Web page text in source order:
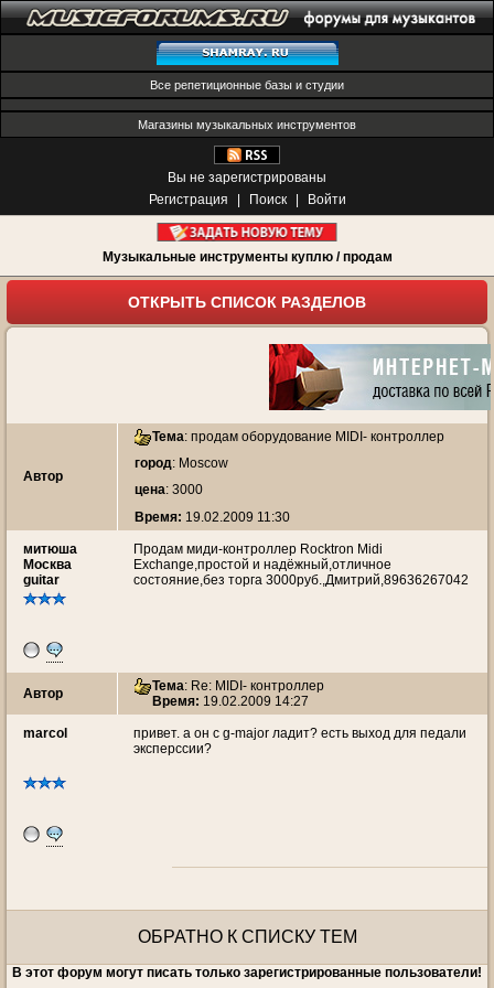
Все репетиционные базы и студии
Магазины музыкальных инструментов
Вы не зарегистрированы
Регистрация
Поиск Войти
Музыкальные инструменты куплю / продам
ОТКРЫТЬ СПИСОК РАЗДЕЛОВ
Автор
Тема: продам оборудование MIDI- контроллер
город: Moscow
цена: 3000
Время: 19.02.2009 11:30
митюша
Москва
guitar
Продам миди-контроллер Rocktron Midi
Exchange,простой и надёжный,отличное
состояние,без торга 3000руб.,Дмитрий,89636267042
Автор Тема: Re: MIDI- контроллер
Время: 19.02.2009 14:27
marcol
привет. а он c g-major ладит? есть выход для педали
эксперссии?
ОБРАТНО К СПИСКУ ТЕМ
В этот форум могут писать только зарегистрированные пользователи!